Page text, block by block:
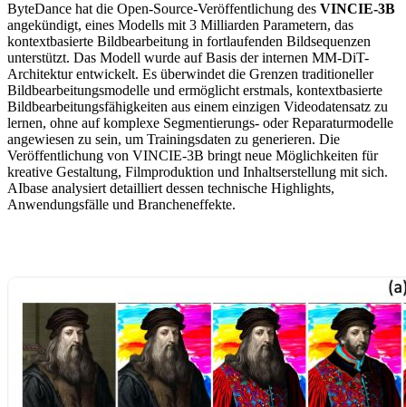
ByteDance hat die Open-Source-Veröffentlichung des VINCIE-3B
angekündigt, eines Modells mit 3 Milliarden Parametern, das
kontextbasierte Bildbearbeitung in fortlaufenden Bildsequenzen
unterstützt. Das Modell wurde auf Basis der internen MM-DiT-
Architektur entwickelt. Es überwindet die Grenzen traditioneller
Bildbearbeitungsmodelle und ermöglicht erstmals, kontextbasierte
Bildbearbeitungsfähigkeiten aus einem einzigen Videodatensatz zu
lernen, ohne auf komplexe Segmentierungs- oder Reparaturmodelle
angewiesen zu sein, um Trainingsdaten zu generieren. Die
Veröffentlichung von VINCIE-3B bringt neue Möglichkeiten für
kreative Gestaltung, Filmproduktion und Inhaltserstellung mit sich.
AIbase analysiert detailliert dessen technische Highlights,
Anwendungsfälle und Brancheneffekte.